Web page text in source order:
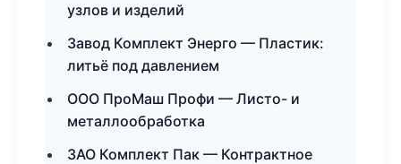
узлов и изделий
Завод Комплект Энерго — Пластик:
литьё под давлением
ООО ПроМаш Профи — Листо- и
металлообработка
ЗАО Комплект Пак — Контрактное